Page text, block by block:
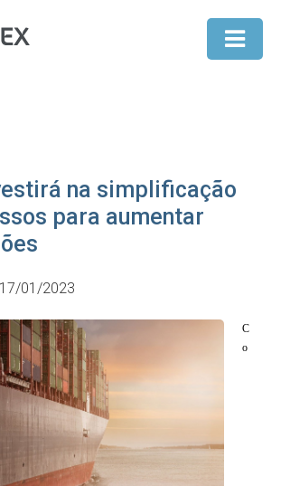
na simplificação
para aumentar
01/2023
C
o